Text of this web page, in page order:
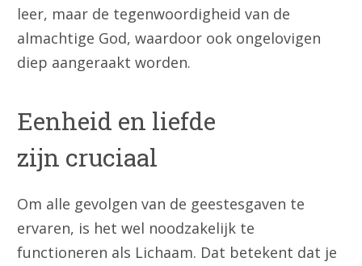
leer, maar de tegenwoordigheid van de
almachtige God, waardoor ook ongelovigen
diep aangeraakt worden.
Eenheid en liefde
zijn cruciaal
Om alle gevolgen van de geestesgaven te
ervaren, is het wel noodzakelijk te
functioneren als Lichaam. Dat betekent dat je